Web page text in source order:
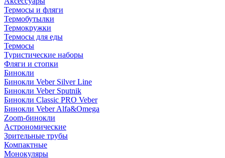
Термосы и фляги
Термобутылки
Термокружки
Термосы для еды
Термосы
Туристические наборы
Фляги и стопки
Бинокли
Бинокли Veber Silver Line
Бинокли Veber Sputnik
Бинокли Classic PRO Veber
Бинокли Veber Alfa&Omega
Zoom-бинокли
Астрономические
Зрительные трубы
Компактные
Монокуляры